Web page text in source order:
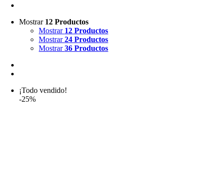
Mostrar 12 Productos
Mostrar 12 Productos
Mostrar24 Productos
Mostrar36 Productos
¡Todo vendido!
-25%